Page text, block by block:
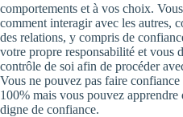
comportements et à vos choix.
comment interagir avec les autres,
des relations, y compris de
votre propre responsabilité et vous
contrôle de soi afin de procéder
Vous ne pouvez pas faire confiance
100% mais vous pouvez apprendre
digne de confiance.